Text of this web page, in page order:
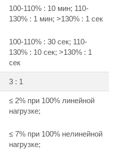
100-110% : 10 мин; 110-
130% : 1 мин; >130% : 1 сек
100-110% : 30 сек; 110-
130% : 10 сек; >130% : 1
сек
3 : 1
≤ 2% при 100% линейной
нагрузке;
≤ 7% при 100% нелинейной
нагрузке;